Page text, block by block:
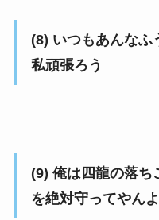
(8) いつもあんなふ
私頑張ろう
(9) 俺は四龍の落ち
を絶対守ってやんよ